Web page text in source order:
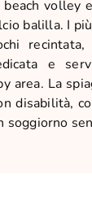
volley
balilla. I
e
area. La
disabilità,